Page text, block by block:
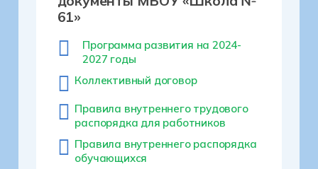
61»
Программа развития на 2024-
2027 годы
Коллективный договор
Правила внутреннего трудового
распорядка для работников
Правила внутреннего распорядка
обучающихся